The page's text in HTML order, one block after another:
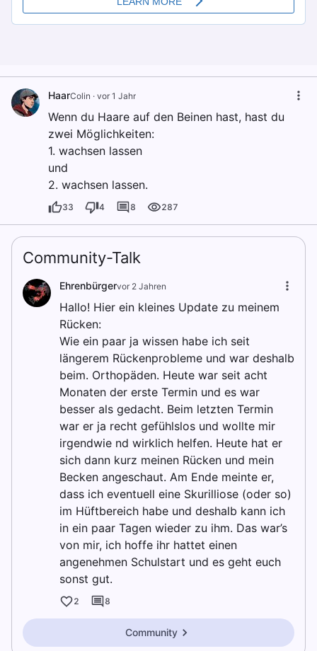
HaarColin · vor 1 Jahr
Wenn du Haare auf den Beinen hast, hast du
zwei Möglichkeiten:
1. wachsen lassen
und
2. wachsen lassen.
33 4 8 287
Community-Talk
Ehrenbürgervor 2 Jahren
Hallo! Hier ein kleines Update zu meinem
Rücken:
Wie ein paar ja wissen habe ich seit
längerem Rückenprobleme und war deshalb
beim. Orthopäden. Heute war seit acht
Monaten der erste Termin und es war
besser als gedacht. Beim letzten Termin
war er ja recht gefühlslos und wollte mir
irgendwie nd wirklich helfen. Heute hat er
sich dann kurz meinen Rücken und mein
Becken angeschaut. Am Ende meinte er,
dass ich eventuell eine Skurilliose (oder so)
im Hüftbereich habe und deshalb kann ich
in ein paar Tagen wieder zu ihm. Das war’s
von mir, ich hoffe ihr hattet einen
angenehmen Schulstart und es geht euch
sonst gut.
2 8
Community